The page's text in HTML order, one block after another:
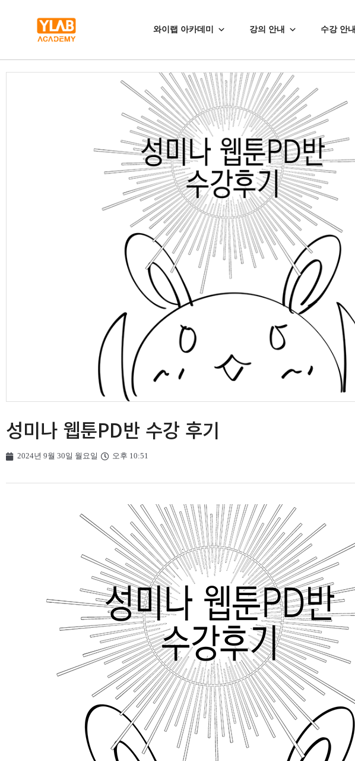
와이랩 아카데미 강의 안내 수강 안내
성미나 웹툰PD반 수강 후기
2024년 9월 30일 월요일 오후 10:51